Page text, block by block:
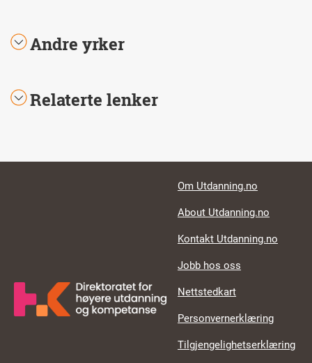
Andre yrker
Relaterte lenker
Footer links
Om Utdanning.no
About Utdanning.no
Kontakt Utdanning.no
Jobb hos oss
Nettstedkart
Personvernerklæring
Tilgjengelighetserklæring